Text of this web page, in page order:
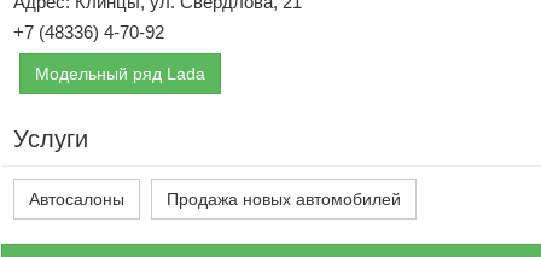
+7 (48336) 4-70-92
Модельный ряд Lada
Услуги
Автосалоны Продажа новых автомобилей